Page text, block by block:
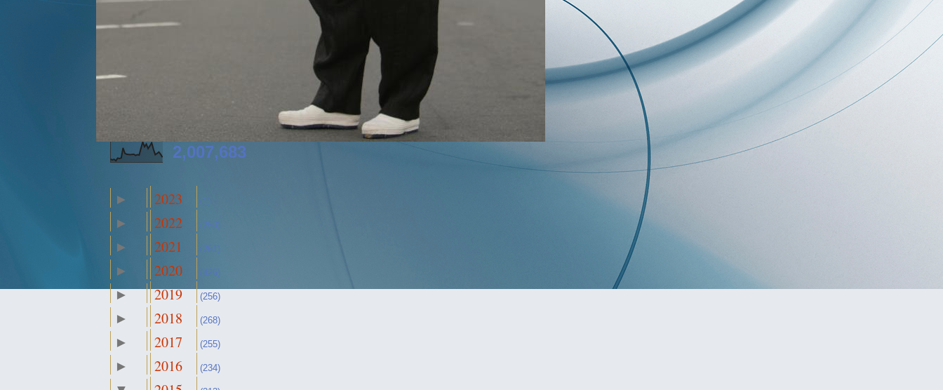
2,007,683
► 2023 (1)
► 2022 (250)
► 2021 (261)
► 2020 (426)
► 2019 (256)
► 2018 (268)
► 2017 (255)
► 2016 (234)